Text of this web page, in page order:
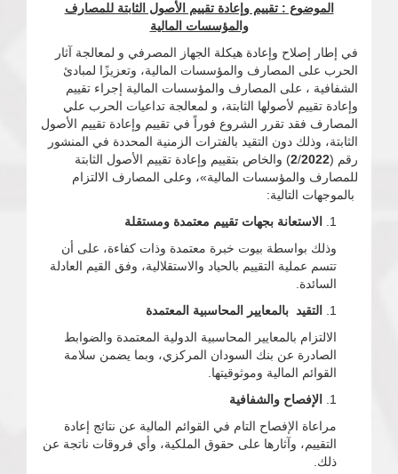
الموضوع : تقييم وإعادة تقييم الأصول الثابتة للمصارف
والمؤسسات المالية
في إطار إصلاح وإعادة هيكلة الجهاز المصرفي و لمعالجة آثار
الحرب على المصارف والمؤسسات المالية، وتعزيزًا لمبادئ
الشفافية ، على المصارف والمؤسسات المالية إجراء تقييم
وإعادة تقييم لأصولها الثابتة، و لمعالجة تداعيات الحرب علي
المصارف فقد تقرر الشروع فوراً في تقييم وإعادة تقييم الأصول
الثابتة، وذلك دون التقيد بالفترات الزمنية المحددة في المنشور
رقم (
2/2022
) والخاص بتقييم وإعادة تقييم الأصول الثابتة
للمصارف والمؤسسات المالية»، وعلى المصارف الالتزام
بالموجهات التالية:
الاستعانة بجهات تقييم معتمدة ومستقلة
وذلك بواسطة بيوت خبرة معتمدة وذات كفاءة، على أن
تتسم عملية التقييم بالحياد والاستقلالية، وفق القيم العادلة
السائدة.
التقيد بالمعايير المحاسبية المعتمدة
الالتزام بالمعايير المحاسبية الدولية المعتمدة والضوابط
الصادرة عن بنك السودان المركزي، وبما يضمن سلامة
القوائم المالية وموثوقيتها.
الإفصاح والشفافية
مراعاة الإفصاح التام في القوائم المالية عن نتائج إعادة
التقييم، وآثارها على حقوق الملكية، وأي فروقات ناتجة عن
ذلك.